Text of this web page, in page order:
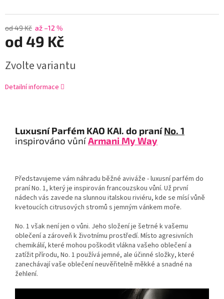
od 49 Kč až –12 %
od 49 Kč
Zvolte variantu
Detailní informace
Luxusní Parfém KAO KAI. do praníNo. 1
inspirováno vůníArmani My Way
Představujeme vám náhradu běžné aviváže - luxusní parfém do
praní No. 1, který je inspirován francouzskou vůní. Už první
nádech vás zavede na slunnou italskou riviéru, kde se mísí vůně
kvetoucích citrusových stromů s jemným vánkem moře.
No. 1 však není jen o vůni. Jeho složení je šetrné k vašemu
oblečení a zároveň k životnímu prostředí. Místo agresivních
chemikálií, které mohou poškodit vlákna vašeho oblečení a
zatížit přírodu, No. 1 používá jemné, ale účinné složky, které
zanechávají vaše oblečení neuvěřitelně měkké a snadné na
žehlení.